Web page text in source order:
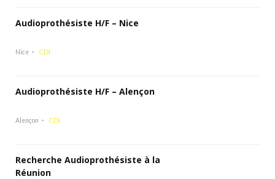
Audioprothésiste H/F – Nice
Nice CDI
Audioprothésiste H/F – Alençon
Alençon CDI
Recherche Audioprothésiste à la
Réunion